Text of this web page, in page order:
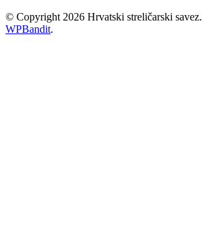
© Copyright 2026 Hrvatski streličarski savez.
WPBandit.